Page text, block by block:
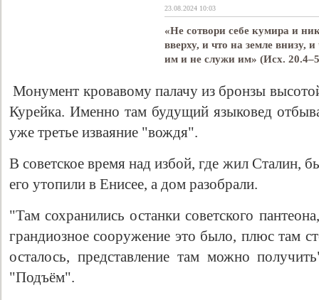
23.08.2024 10:03
«Не сотвори себе кумира и
вверху, и что на земле внизу,
им и не служи им» (Исх.
Монумент кровавому палачу из бронзы
Курейка. Именно там будущий языковед
уже третье изваяние "вождя".
В советское время над избой, где жил Сталин,
его утопили в Енисее, а дом разобрали.
"Там сохранились останки советского
грандиозное сооружение это было, плюс там
осталось, представление там можно
"Подъём".